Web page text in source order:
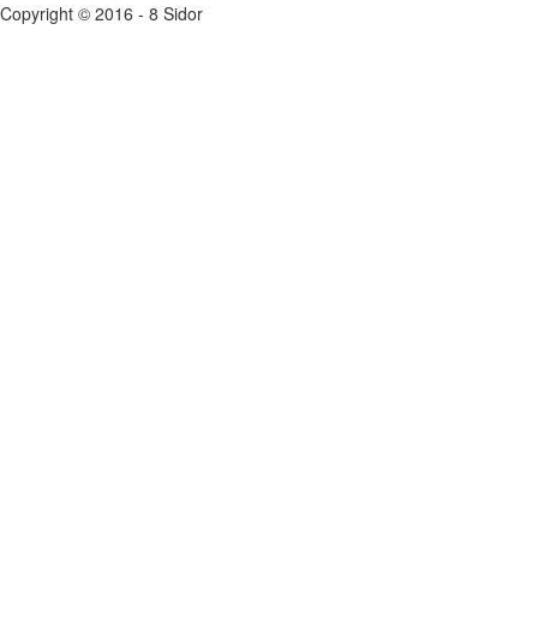
Copyright © 2016 - 8 Sidor